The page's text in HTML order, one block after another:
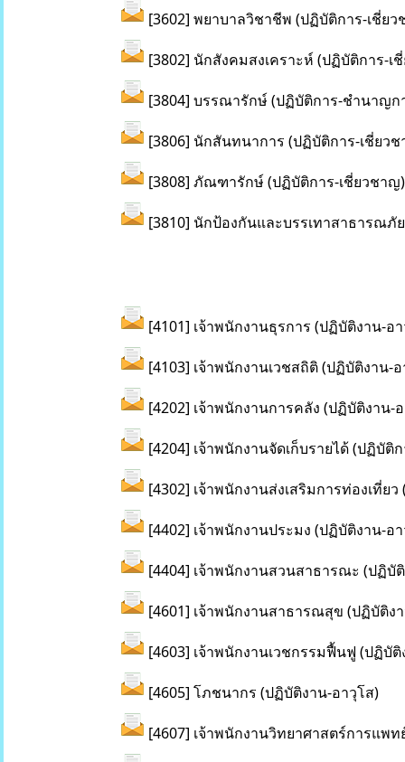
[3602] พยาบาลวิชาชีพ (ปฏิบัติการ-เชี่ย
[3802] นักสังคมสงเคราะห์ (ปฏิบัติการ-เ
[3804] บรรณารักษ์ (ปฏิบัติการ-ชำนาญก
[3806] นักสันทนาการ (ปฏิบัติการ-เชี่ยว
[3808] ภัณฑารักษ์ (ปฏิบัติการ-เชี่ยวชาญ)
[3810] นักป้องกันและบรรเทาสาธารณภั
[4101] เจ้าพนักงานธุรการ (ปฏิบัติงาน-อ
[4103] เจ้าพนักงานเวชสถิติ (ปฏิบัติงาน-
[4202] เจ้าพนักงานการคลัง (ปฏิบัติงาน-
[4204] เจ้าพนักงานจัดเก็บรายได้ (ปฏิบัติ
[4302] เจ้าพนักงานส่งเสริมการท่องเที่ย
[4402] เจ้าพนักงานประมง (ปฏิบัติงาน-อ
[4404] เจ้าพนักงานสวนสาธารณะ (ปฏิบั
[4601] เจ้าพนักงานสาธารณสุข (ปฏิบัติง
[4603] เจ้าพนักงานเวชกรรมฟื้นฟู (ปฏิบั
[4605] โภชนากร (ปฏิบัติงาน-อาวุโส)
[4607] เจ้าพนักงานวิทยาศาสตร์การแพ